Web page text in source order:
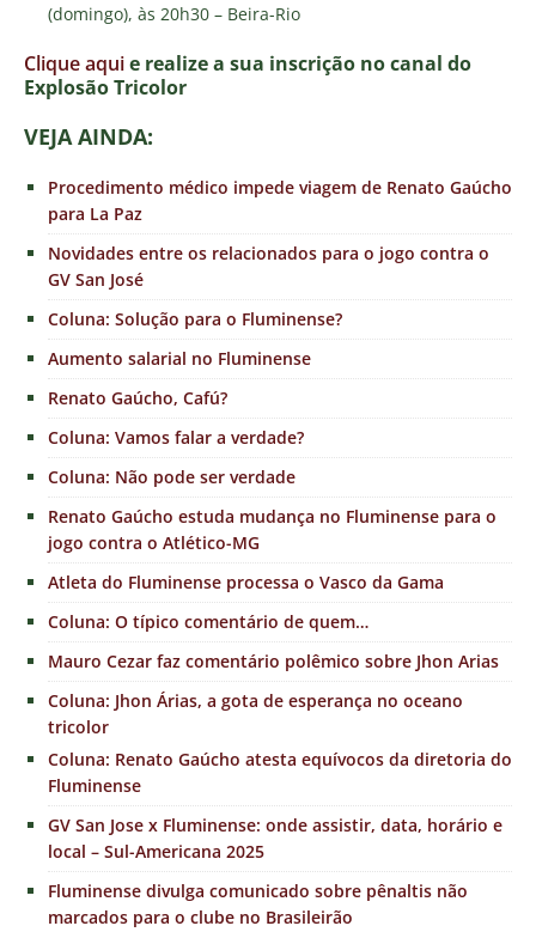
(domingo), às 20h30 – Beira-Rio
Clique aquie realize a sua inscrição no canal do
Explosão Tricolor
VEJA AINDA:
Procedimento médico impede viagem de Renato Gaúcho
para La Paz
Novidades entre os relacionados para o jogo contra o
GV San José
Coluna: Solução para o Fluminense?
Aumento salarial no Fluminense
Renato Gaúcho, Cafú?
Coluna: Vamos falar a verdade?
Coluna: Não pode ser verdade
Renato Gaúcho estuda mudança no Fluminense para o
jogo contra o Atlético-MG
Atleta do Fluminense processa o Vasco da Gama
Coluna: O típico comentário de quem…
Mauro Cezar faz comentário polêmico sobre Jhon Arias
Coluna: Jhon Árias, a gota de esperança no oceano
tricolor
Coluna: Renato Gaúcho atesta equívocos da diretoria do
Fluminense
GV San Jose x Fluminense: onde assistir, data, horário e
local – Sul-Americana 2025
Fluminense divulga comunicado sobre pênaltis não
marcados para o clube no Brasileirão